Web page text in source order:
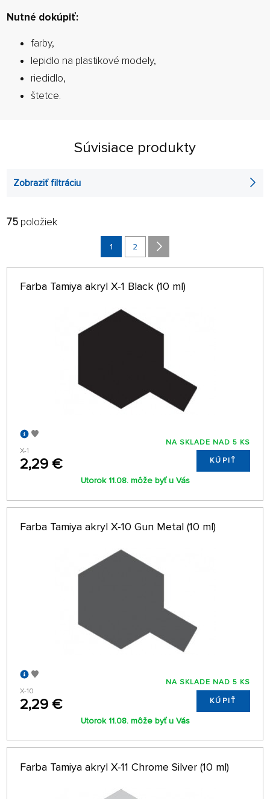
Nutné dokúpiť:
farby,
lepidlo na plastikové modely,
riedidlo,
štetce.
Súvisiace produkty
Zobraziť filtráciu
FILTROVAŤ:
ABECEDNE
64 NA STRÁNKE
75 položiek
1 2
Farba Tamiya akryl X-1 Black (10 ml)
X-1
2,29 €
NA SKLADE NAD 5 KS
KÚPIŤ
Utorok 11.08. môže byť u Vás
Farba Tamiya akryl X-10 Gun Metal (10 ml)
X-10
2,29 €
NA SKLADE NAD 5 KS
KÚPIŤ
Utorok 11.08. môže byť u Vás
Farba Tamiya akryl X-11 Chrome Silver (10 ml)